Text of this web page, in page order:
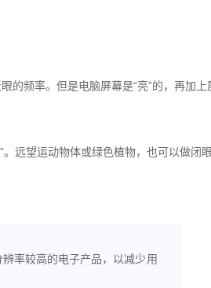
的频率。但是电脑屏幕是“亮”的，再加
远望运动物体或绿色植物，也可以做闭
率较高的电子产品，以减少用